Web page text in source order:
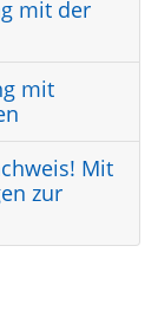
mit der
mit
Mit
zur